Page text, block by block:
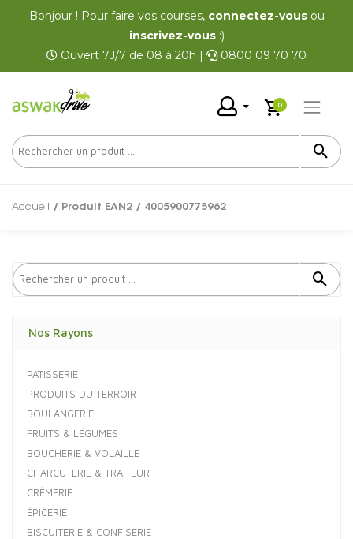
Bonjour ! Pour faire vos courses, connectez-vousou
inscrivez-vous:)
Ouvert 7J/7 de 08 à 20h |
0800 09 70 70
0
Accueil / Produit EAN2 / 4005900775962
Nos Rayons
PATISSERIE
PRODUITS DU TERROIR
BOULANGERIE
FRUITS & LÉGUMES
BOUCHERIE & VOLAILLE
CHARCUTERIE & TRAITEUR
CRÈMERIE
ÉPICERIE
BISCUITERIE & CONFISERIE